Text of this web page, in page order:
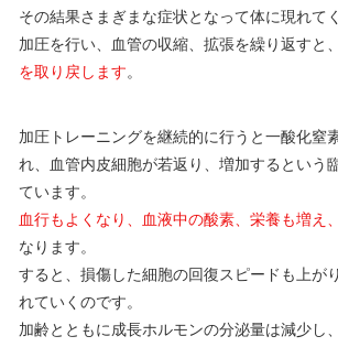
その結果さまぎまな症状となって体に現れて
加圧を行い、血管の収縮、拡張を繰り返すと、
を取り戻します。
加圧トレーニングを継続的に行うと一酸化窒
れ、血管内皮細胞が若返り、増加するという
ています。
血行もよくなり、血液中の酸素、栄養も増え
なります。
すると、損傷した細胞の回復スピードも上が
れていくのです。
加齢とともに成長ホルモンの分泌量は減少し